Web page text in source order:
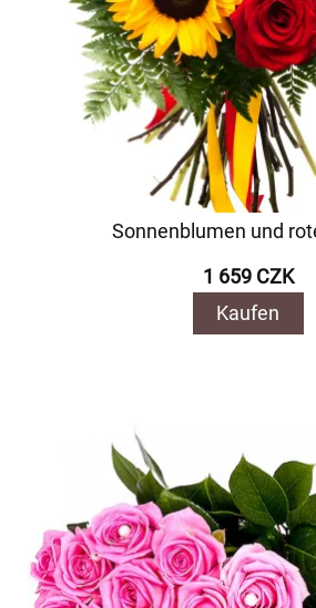
Sonnenblumen und
1 659 CZK
Kaufen